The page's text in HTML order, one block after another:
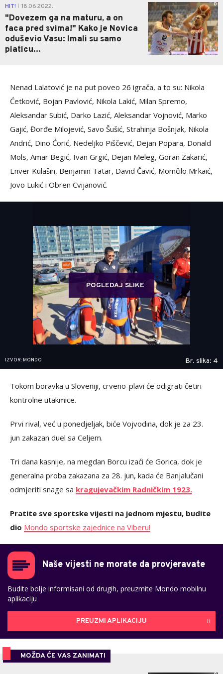
HIT! 18.06.2022.
"Dovezem ga na maturu, a on
faca pred svima!" Kako je Novica
oduševio Vasu: Imali su samo
platicu...
0
Nenad Lalatović je na put poveo 26 igrača, a to su: Nikola
Ćetković, Bojan Pavlović, Nikola Lakić, Milan Spremo,
Aleksandar Subić, Darko Lazić, Aleksandar Vojnović, Marko
Gajić, Đorđe Milojević, Savo Šušić, Strahinja Bošnjak, Nikola
Andrić, Dino Ćorić, Nedeljko Piščević, Dejan Popara, Donald
Mols, Amar Begić, Ivan Grgić, Dejan Meleg, Goran Zakarić,
Enver Kulašin, Benjamin Tatar, David Čavić, Momčilo Mrkaić,
Jovo Lukić i Obren Cvijanović.
POGLEDAJ SLIKE
IZVOR: MONDO Br. slika: 4
Tokom boravka u Sloveniji, crveno-plavi će odigrati četiri
kontrolne utakmice.
Prvi rival, već u ponedjeljak, biće Vojvodina, dok je za 23.
jun zakazan duel sa Celjem.
Tri dana kasnije, na megdan Borcu izaći će Gorica, dok je
generalna proba zakazana za 28. jun, kada će Banjalučani
odmjeriti snage sa kragujevačkim Radničkim 1923.
Pratite sve sportske vijesti na jednom mjestu, budite
dio Mondo sportske zajednice na Viberu!
Naše vijesti ne morate da provjeravate
Budite bolje informisani od drugih, preuzmite Mondo mobilnu
aplikaciju
PREUZMI APLIKACIJU
MOŽDA ĆE VAS ZANIMATI